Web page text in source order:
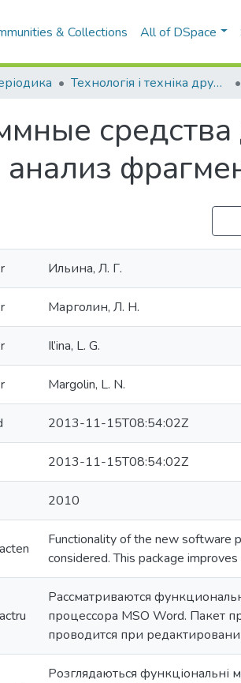
& Collections All of DSpace
Технологія і техніка друкарства
средства
Ильина, Л. Г.
Марголин, Л. Н.
Il’ina, L. G.
Margolin, L. N.
2013-11-15T08:54:02Z
2013-11-15T08:54:02Z
2010
Functionality of the new software
considered. This package
Рассматриваются
процессора MSO Word. Пакет
проводится при
Розглядаються функціональні